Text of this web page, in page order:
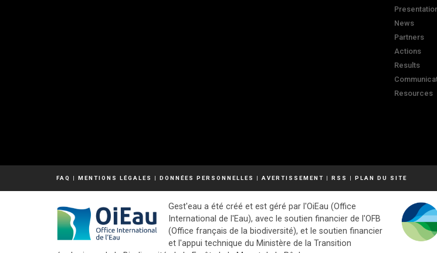
News
Partners
Actions
Results
Resources
FAQ | MENTIONS LÉGALES | DONNÉES PERSONNELLES | AVERTISSEMENT | RSS | PLAN DU SITE
Gest'eau a été créé et est géré par l'OiEau (Office
International de l'Eau), avec le soutien financier de l'OFB
(Office français de la biodiversité), et le soutien financier
et l'appui technique du Ministère de la Transition